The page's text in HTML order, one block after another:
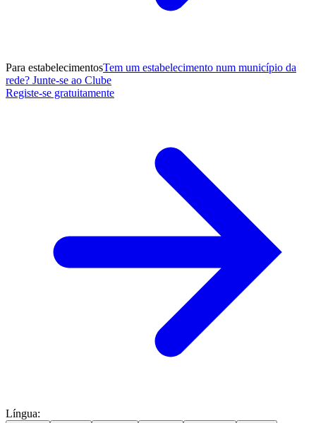
Para estabelecimentosTem um estabelecimento num município da
rede? Junte-se ao Clube
Registe-se gratuitamente
Língua: